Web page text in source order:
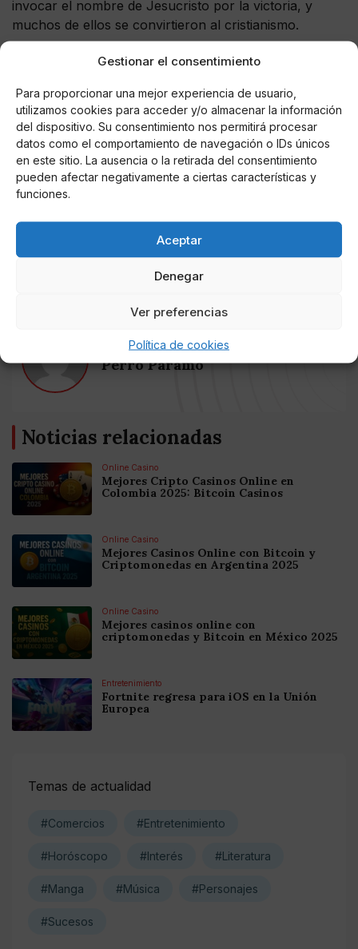
Gestionar el consentimiento
Para proporcionar una mejor experiencia de usuario,
utilizamos cookies para acceder y/o almacenar la información
del dispositivo. Su consentimiento nos permitirá procesar
datos como el comportamiento de navegación o IDs únicos
en este sitio. La ausencia o la retirada del consentimiento
pueden afectar negativamente a ciertas características y
funciones.
Aceptar
Denegar
Ver preferencias
Política de cookies
invocar el nombre de Jesucristo por la victoria, y
muchos de ellos se convirtieron al cristianismo.
El emperador de la época perseguía a los cristianos y
fe a Cristo; al negarse, el caballero fue martirizado.
Una leyenda más pagana señala que San Jorge se
enfrentó a un dragón, de cuya sangre brotó un
hermoso rosal con flores rojas.
que consiste en regalar rosas, con la celebración del
Día Mundial del Libro. Por lo que en varias ciudades se
suelen intercambiar o regalar rosas y libros.
AUTOR
Perro Páramo
Noticias relacionadas
Online Casino
Mejores Cripto Casinos Online en
Colombia 2025: Bitcoin Casinos
Online Casino
Mejores Casinos Online con Bitcoin y
Criptomonedas en Argentina 2025
Online Casino
Mejores casinos online con
criptomonedas y Bitcoin en México 2025
Entretenimiento
Fortnite regresa para iOS en la Unión
Europea
Temas de actualidad
#Comercios #Entretenimiento
#Horóscopo #Interés #Literatura
#Manga #Música #Personajes
#Sucesos